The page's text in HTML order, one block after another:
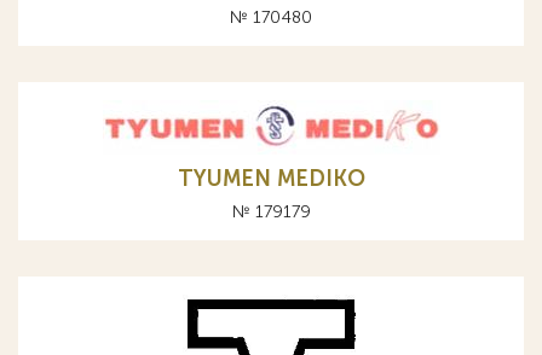
№ 170480
TYUMEN MEDIKO
№ 179179